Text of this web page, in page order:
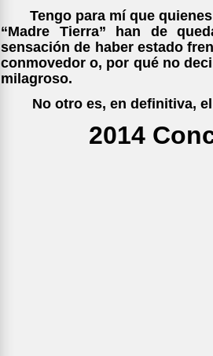
Tengo para mí que quienes
“Madre Tierra” han de
sensación de haber estado
conmovedor o, por qué no
milagroso.
No otro es, en definitiva, el
2014